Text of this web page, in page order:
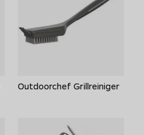
Outdoorchef Grillreiniger